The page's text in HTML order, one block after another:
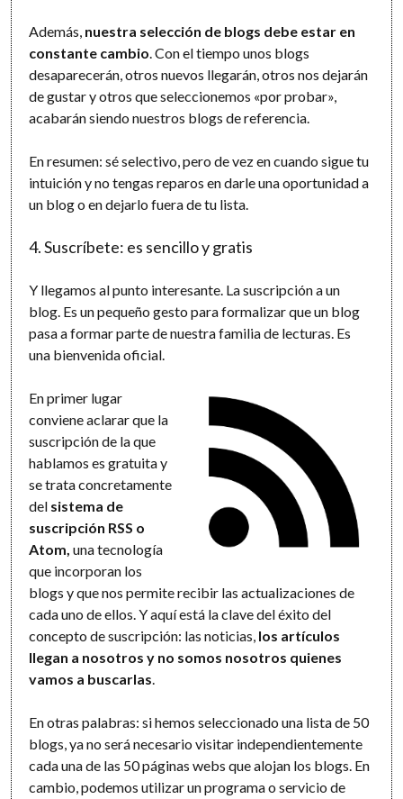
Además, nuestra selección de blogs debe estar en
constante cambio. Con el tiempo unos blogs
desaparecerán, otros nuevos llegarán, otros nos dejarán
de gustar y otros que seleccionemos «por probar»,
acabarán siendo nuestros blogs de referencia.
En resumen: sé selectivo, pero de vez en cuando sigue tu
intuición y no tengas reparos en darle una oportunidad a
un blog o en dejarlo fuera de tu lista.
4. Suscríbete: es sencillo y gratis
Y llegamos al punto interesante. La suscripción a un
blog. Es un pequeño gesto para formalizar que un blog
pasa a formar parte de nuestra familia de lecturas. Es
una bienvenida oficial.
En primer lugar
conviene aclarar que la
suscripción de la que
hablamos es gratuita y
se trata concretamente
del sistema de
suscripción RSS o
Atom, una tecnología
que incorporan los
blogs y que nos permite recibir las actualizaciones de
cada uno de ellos. Y aquí está la clave del éxito del
concepto de suscripción: las noticias, los artículos
llegan a nosotros y no somos nosotros quienes
vamos a buscarlas.
En otras palabras: si hemos seleccionado una lista de 50
blogs, ya no será necesario visitar independientemente
cada una de las 50 páginas webs que alojan los blogs. En
cambio, podemos utilizar un programa o servicio de